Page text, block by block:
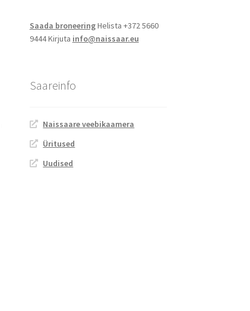
Saada broneeringHelista +372 5660
9444 Kirjuta info@naissaar.eu
Saareinfo
Naissaare veebikaamera
Üritused
Uudised